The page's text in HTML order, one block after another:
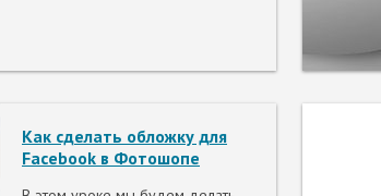
Как сделать обложку для
Facebook в Фотошопе